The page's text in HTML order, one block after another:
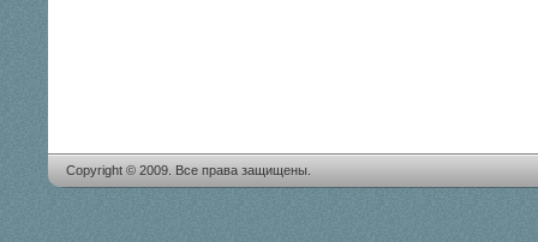
Copyright © 2009. Все права защищены.